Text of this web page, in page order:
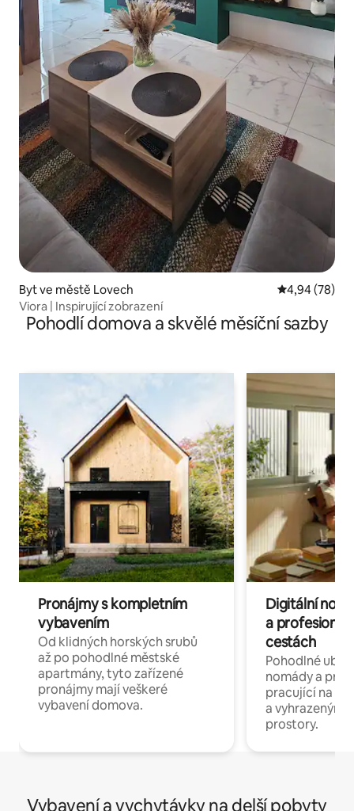
Byt ve městě Lovech Průměrné
4,94 (78)
Viora | Inspirující zobrazení
Pohodlí domova a skvělé měsíční sazby
Pronájmy s kompletním
vybavením
Od klidných horských srubů
až po pohodlné městské
apartmány, tyto zařízené
pronájmy mají veškeré
vybavení domova.
Digitální
a
cestách
Pohodlné
nomády a
pracující na
a vyhrazenými
prostory.
Vybavení a vychytávky na delší pobyty